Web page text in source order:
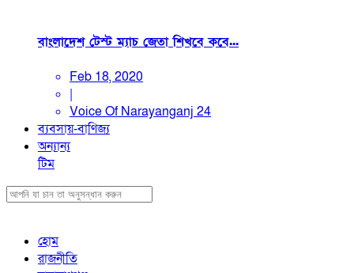
বাংলাদেশ টেস্ট ম্যাচ জেতা শিখবে কবে...
Feb 18, 2020
|
Voice Of Narayanganj 24
ব্যবসায়-বাণিজ্য
অন্যান্য
টিম
হোম
রাজনীতি